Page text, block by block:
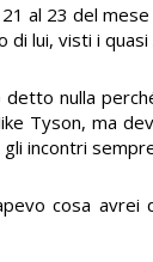
al 23 del
lui, visti i quasi
nulla
Tyson, ma
incontri
cosa